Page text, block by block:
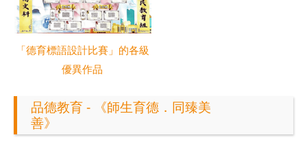
「德育標語設計比賽」的各級
優異作品
品德教育 - 《師生育德．同臻美
善》